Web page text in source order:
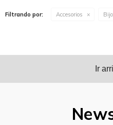
Filtrando por: Accesorios
Ir